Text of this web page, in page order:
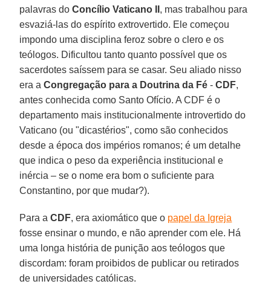
palavras doConcílio Vaticano II , mas trabalhou para
esvaziá-las do espírito extrovertido. Ele começou
impondo uma disciplina feroz sobre o clero e os
teólogos. Dificultou tanto quanto possível que os
sacerdotes saíssem para se casar. Seu aliado nisso
era aCongregação para a Doutrina da Fé -CDF,
antes conhecida como Santo Ofício. A CDF é o
departamento mais institucionalmente introvertido do
Vaticano (ou "dicastérios", como são conhecidos
desde a época dos impérios romanos; é um detalhe
que indica o peso da experiência institucional e
inércia – se o nome era bom o suficiente para
Constantino, por que mudar?).
Para aCDF, era axiomático que o papel da Igreja
fosse ensinar o mundo, e não aprender com ele. Há
uma longa história de punição aos teólogos que
discordam: foram proibidos de publicar ou retirados
de universidades católicas.